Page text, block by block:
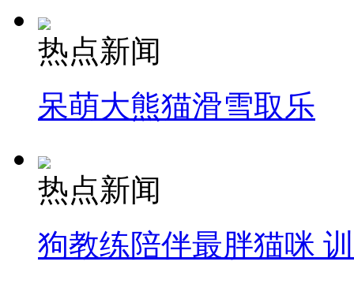
热点新闻
呆萌大熊猫滑雪取乐
热点新闻
狗教练陪伴最胖猫咪